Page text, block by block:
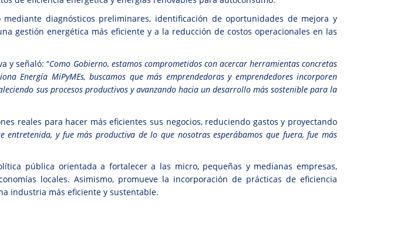
diagnósticos preliminares, identificación de oportunidades de mejora y
gestión energética más eficiente y a la reducción de costos operacionales en las
y señaló: “Como Gobierno, estamos comprometidos con acercar herramientas concretas
Energía MiPyMEs, buscamos que más emprendedoras y emprendedores incorporen
sus procesos productivos y avanzando hacia un desarrollo más sostenible para la
reales para hacer más eficientes sus negocios, reduciendo gastos y proyectando
y fue más productiva de lo que nosotras esperábamos que fuera, fue más
pública orientada a fortalecer a las micro, pequeñas y medianas empresas,
locales. Asimismo, promueve la incorporación de prácticas de eficiencia
industria más eficiente y sustentable.